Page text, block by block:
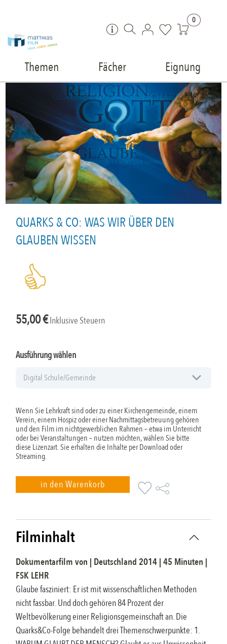
0
Themen Fächer Eignung
QUARKS & CO: WAS WIR ÜBER DEN
GLAUBEN WISSEN
55,00€Inklusive Steuern
Ausführung wählen
Wenn Sie Lehrkraft sind oder zu einer Kirchengemeinde, einem
Verein, einem Hospiz oder einer Nachmittagsbetreuung gehören
und den Film im nichtgewerblichen Rahmen – etwa im Unterricht
oder bei Veranstaltungen – nutzen möchten, wählen Sie bitte
diese Lizenzart. Sie erhalten die Inhalte per Download oder
Streaming.
in den Warenkorb
Filminhalt
Dokumentarfilm von | Deutschland 2014 |45 Minuten |
FSK LEHR
Glaube fasziniert: Er ist mit wissenschaftlichen Methoden
nicht fassbar. Und doch gehören 84 Prozent der
Weltbevölkerung einer Religionsgemeinschaft an. Die
Quarks&Co-Folge behandelt drei Themenschwerpunkte: 1.